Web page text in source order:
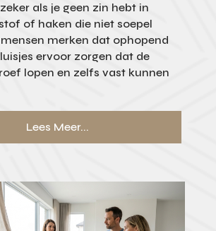
als je geen zin hebt in
of haken die niet soepel
mensen merken dat ophopend
ervoor zorgen dat de
lopen en zelfs vast kunnen
Lees Meer...